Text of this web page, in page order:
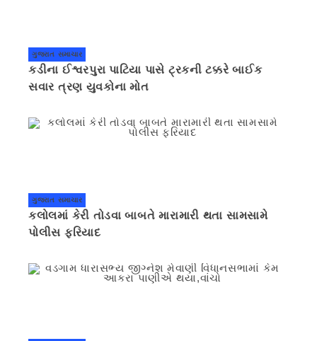
ગુજરાત સમાચાર
કડીના ઈશ્વરપુરા પાટિયા પાસે ટ્રકની ટક્કરે બાઈક
સવાર ત્રણ યુવકોના મોત
ગુજરાત સમાચાર
કલોલમાં કેરી તોડવા બાબતે મારામારી થતા સામસામે
પોલીસ ફરિયાદ